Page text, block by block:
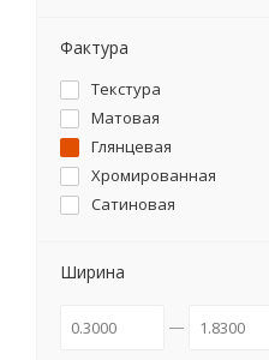
Фактура
Текстура
Матовая
Глянцевая
Хромированная
Сатиновая
Ширина